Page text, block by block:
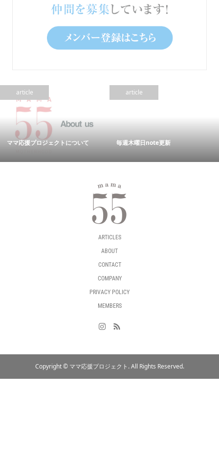
article
ママ応援プロジェクトについて
article
毎週木曜日note更新
ARTICLES
ABOUT
CONTACT
COMPANY
PRIVACY POLICY
MEMBERS
Copyright ©ママ応援プロジェクト. All Rights Reserved.